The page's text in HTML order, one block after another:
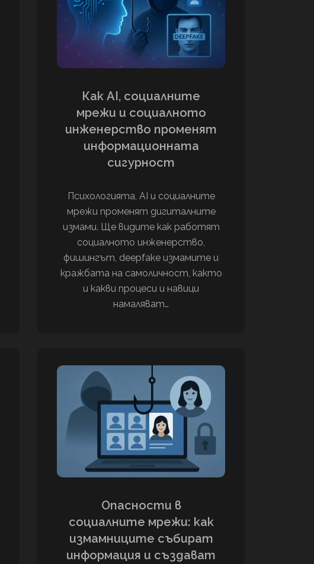
Как AI, социалните
мрежи и социалното
инженерство променят
информационната
сигурност
Психологията, AI и социалните
мрежи променят дигиталните
измами. Ще видите как работят
социалното инженерство,
фишингът, deepfake измамите и
кражбата на самоличност, както
и какви процеси и навици
намаляват…
Опасности в
социалните мрежи: как
измамниците събират
информация и създават